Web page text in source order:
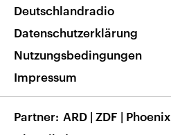
Nachrichten App
Frequenzen
Veranstaltungen
Musikliste
RSS
Barrierefreiheit
Deutschlandradio
Datenschutzerklärung
Nutzungsbedingungen
Impressum
Partner ARD | ZDF | Phoenix